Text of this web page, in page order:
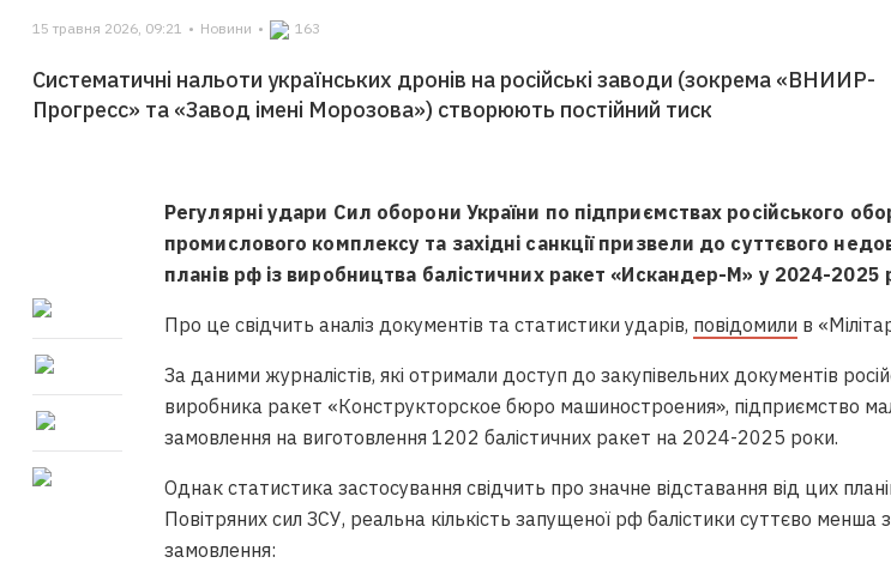
15 травня 2026, 09:21 • Новини • 163
Систематичні нальоти українських дронів на російські заводи (зокрема «ВНИИР-
Прогресс» та «Завод імені Морозова») створюють постійний тиск
Регулярні удари Сил оборони України по підприємствах російського
промислового комплексу та західні санкції призвели до суттєвого
планів рф із виробництва балістичних ракет «Искандер-М» у 2024-2025
Про це свідчить аналіз документів та статистики ударів, повідомили в
За даними журналістів, які отримали доступ до закупівельних документів
виробника ракет «Конструкторское бюро машиностроения», підприємство
замовлення на виготовлення 1202 балістичних ракет на 2024-2025 роки.
Однак статистика застосування свідчить про значне відставання від цих
Повітряних сил ЗСУ, реальна кількість запущеної рф балістики суттєво менша
замовлення: